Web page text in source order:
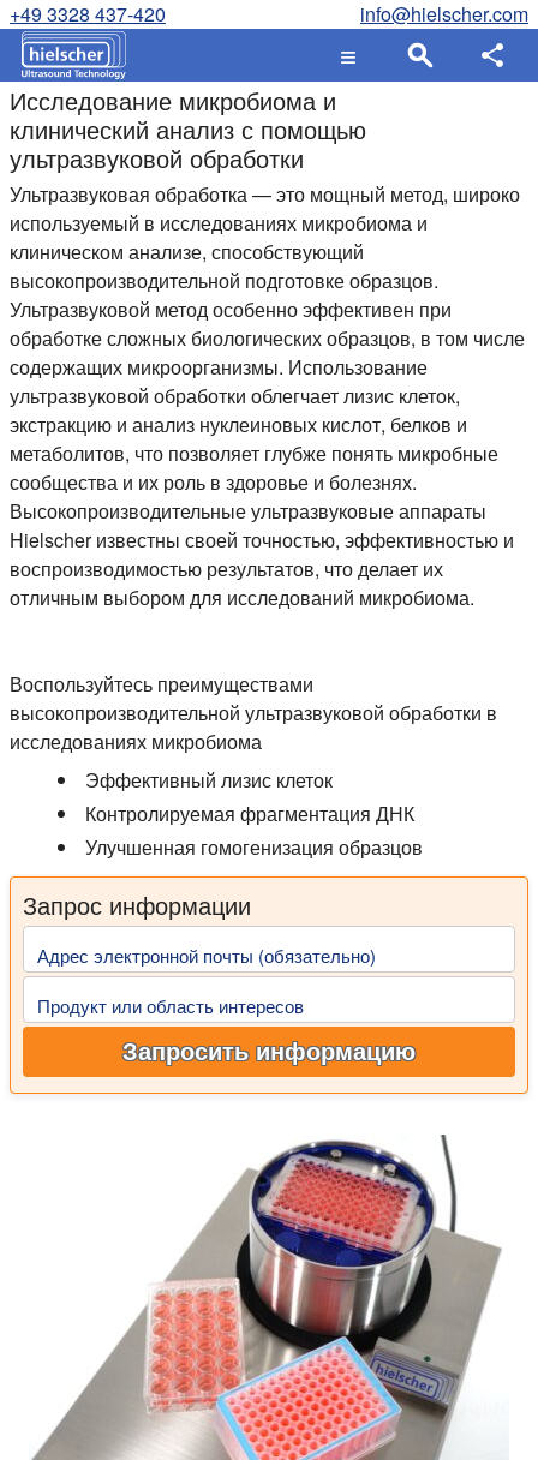
+49 3328 437-420 info@hielscher.com
Исследование микробиома и
клинический анализ с помощью
ультразвуковой обработки
Ультразвуковая обработка — это мощный метод, широко
используемый в исследованиях микробиома и
клиническом анализе, способствующий
высокопроизводительной подготовке образцов.
Ультразвуковой метод особенно эффективен при
обработке сложных биологических образцов, в том числе
содержащих микроорганизмы. Использование
ультразвуковой обработки облегчает лизис клеток,
экстракцию и анализ нуклеиновых кислот, белков и
метаболитов, что позволяет глубже понять микробные
сообщества и их роль в здоровье и болезнях.
Высокопроизводительные ультразвуковые аппараты
Hielscher известны своей точностью, эффективностью и
воспроизводимостью результатов, что делает их
отличным выбором для исследований микробиома.
Воспользуйтесь преимуществами
высокопроизводительной ультразвуковой обработки в
исследованиях микробиома
Эффективный лизис клеток
Контролируемая фрагментация ДНК
Улучшенная гомогенизация образцов
Запрос информации
Адрес электронной почты (обязательно)
Продукт или область интересов
Запросить информацию